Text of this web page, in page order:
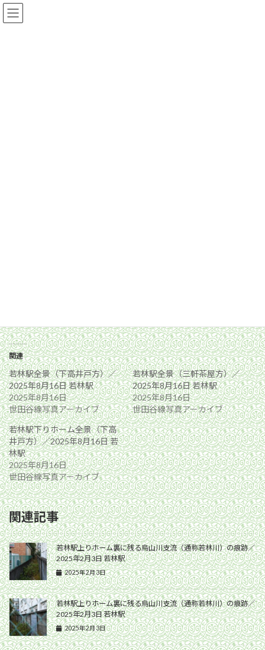
コ
ン
ナ
ビ
関連
若林駅全景（下高井戸方）／
2025年8月16日 若林駅
2025年8月16日
世田谷線写真アーカイブ
若林駅全景（三軒茶屋方）／
2025年8月16日 若林駅
2025年8月16日
世田谷線写真アーカイブ
若林駅下りホーム全景（下高
井戸方）／2025年8月16日 若
林駅
2025年8月16日
世田谷線写真アーカイブ
関連記事
若林駅上りホーム裏に残る烏山川支流（通称若林川）の痕跡／
2025年2月3日 若林駅
2025年2月3日
若林駅上りホーム裏に残る烏山川支流（通称若林川）の痕跡／
2025年2月3日 若林駅
2025年2月3日